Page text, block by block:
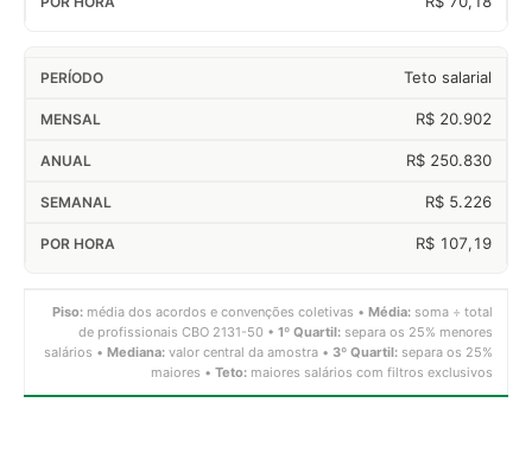
Teto salarial
R$ 20.902
R$ 250.830
R$ 5.226
R$ 107,19
Piso: média dos acordos e convenções coletivas • Média: soma ÷ total
de profissionais CBO 2131-50 • 1º Quartil: separa os 25% menores
salários • Mediana: valor central da amostra • 3º Quartil: separa os 25%
maiores • Teto: maiores salários com filtros exclusivos